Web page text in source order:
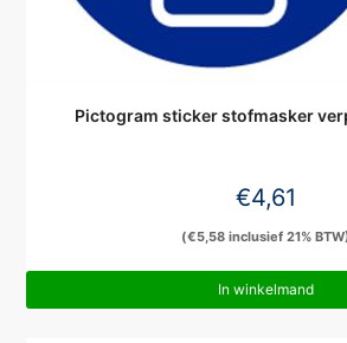
Pictogram sticker stofmasker
€4,61
(€5,58inclusief 21%
In winkelmand